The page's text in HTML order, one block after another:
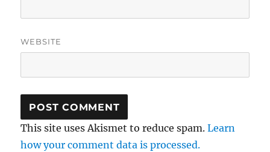
WEBSITE
This site uses Akismet to reduce spam.Learn
how your comment data is processed.